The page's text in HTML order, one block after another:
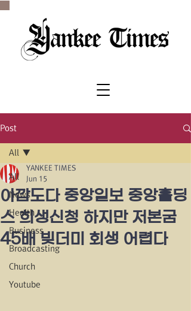
Post
All
News
Health
Business
Broadcasting
Church
Youtube
All
아깝도다 중앙일보 중앙홀딩
스 희생신청 하지만 저본굼
45배 빚더미 회생 어렵다
YANKEE TIMES
Jun 15